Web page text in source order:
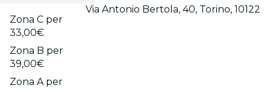
Zona C per
33,00€
Zona B per
39,00€
Zona A per
Via Antonio Bertola, 40, Torino, 10122